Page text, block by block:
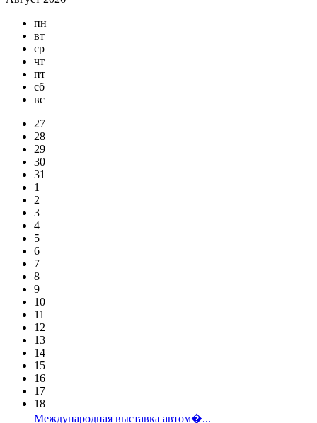
пн
вт
ср
чт
пт
сб
вс
27
28
29
30
31
1
2
3
4
5
6
7
8
9
10
11
12
13
14
15
16
17
18
Международная выставка автом�...